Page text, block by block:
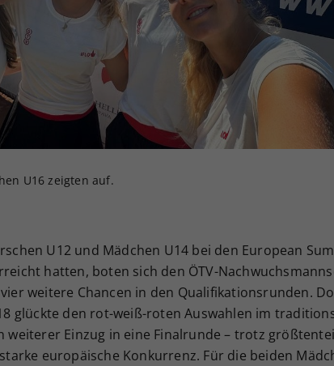
U16 zeigten auf.
U12 und Mädchen U14 bei den European
hatten, boten sich den ÖTV-
weitere Chancen in den Qualifikationsrunden.
glückte den rot-weiß-roten Auswahlen im
weiterer Einzug in eine Finalrunde – trotz
europäische Konkurrenz. Für die beiden
Ihrer vorgenommen
Webseiten-Betreiber dies